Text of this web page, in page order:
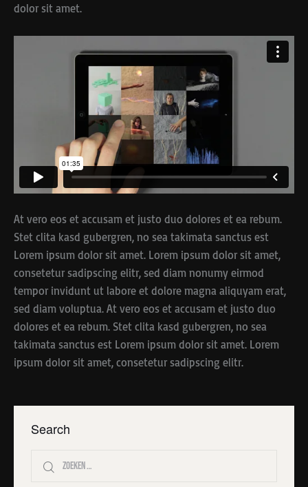
dolor sit amet.
At vero eos et accusam et justo duo dolores et ea rebum.
Stet clita kasd gubergren, no sea takimata sanctus est
Lorem ipsum dolor sit amet. Lorem ipsum dolor sit amet,
consetetur sadipscing elitr, sed diam nonumy eirmod
tempor invidunt ut labore et dolore magna aliquyam erat,
sed diam voluptua. At vero eos et accusam et justo duo
dolores et ea rebum. Stet clita kasd gubergren, no sea
takimata sanctus est Lorem ipsum dolor sit amet. Lorem
ipsum dolor sit amet, consetetur sadipscing elitr.
Search